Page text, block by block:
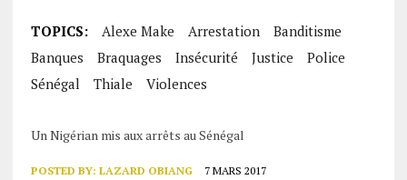
TOPICS: Alexe Make Arrestation
Banditisme
Banques
Braquages Insécurité Justice
Police
Sénégal
Thiale Violences
Un Nigérian mis aux arrêts au Sénégal
POSTED BY: LAZARD OBIANG 7 MARS 2017